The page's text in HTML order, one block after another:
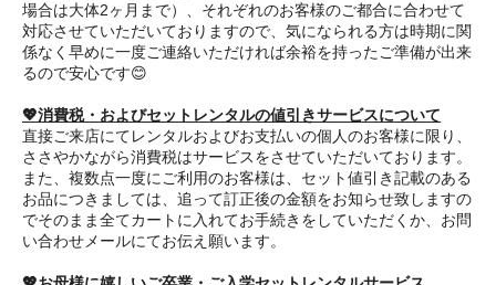
場合は大体2ヶ月まで）、それぞれのお客様のご都合に合わせて
対応させていただいておりますので、気になられる方は時期に関
係なく早めに一度ご連絡いただければ余裕を持ったご準備が出来
るので安心です😊
💖消費税・およびセットレンタルの値引きサービスについて
直接ご来店にてレンタルおよびお支払いの個人のお客様に限り、
ささやかながら消費税はサービスをさせていただいております。
また、複数点一度にご利用のお客様は、セット値引き記載のある
お品につきましては、追って訂正後の金額をお知らせ致しますの
でそのまま全てカートに入れてお手続きをしていただくか、お問
い合わせメールにてお伝え願います。